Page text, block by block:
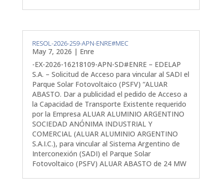
RESOL-2026-259-APN-ENRE#MEC
May 7, 2026 | Enre
-EX-2026-16218109-APN-SD#ENRE – EDELAP
S.A. – Solicitud de Acceso para vincular al SADI el
Parque Solar Fotovoltaico (PSFV) “ALUAR
ABASTO. Dar a publicidad el pedido de Acceso a
la Capacidad de Transporte Existente requerido
por la Empresa ALUAR ALUMINIO ARGENTINO
SOCIEDAD ANÓNIMA INDUSTRIAL Y
COMERCIAL (ALUAR ALUMINIO ARGENTINO
S.A.I.C.), para vincular al Sistema Argentino de
Interconexión (SADI) el Parque Solar
Fotovoltaico (PSFV) ALUAR ABASTO de 24 MW